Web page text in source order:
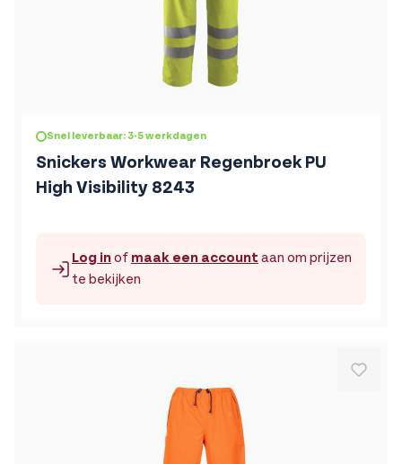
Snel leverbaar: 3-5 werkdagen
Snickers Workwear Regenbroek PU
High Visibility 8243
De prijs is afhankelijk van de gekozen opties op de
Log inof maak een account aan om prijzen
te bekijken